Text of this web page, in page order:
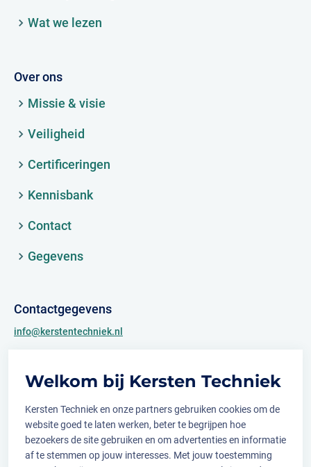
Welkom bij Kersten Techniek
Kersten Techniek en onze partners gebruiken cookies om de
website goed te laten werken, beter te begrijpen hoe
bezoekers de site gebruiken en om advertenties en informatie
af te stemmen op jouw interesses. Met jouw toestemming
Wat we lezen
Over ons
Missie & visie
Veiligheid
Certificeringen
Kennisbank
Contact
Gegevens
Contactgegevens
info@kerstentechniek.nl
Archimedesweg 2
Volg ons op